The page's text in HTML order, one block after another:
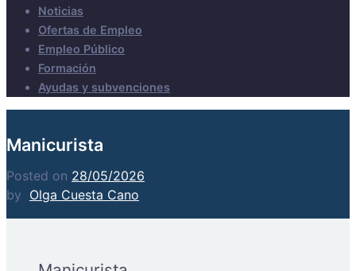
Noticias
Ofertas de Empleo
Empleo Público
Formación
Ayudas y subvenciones
Manicurista
Posted on 28/05/2026
by Olga Cuesta Cano